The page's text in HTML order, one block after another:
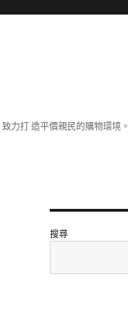
力打 造平價親民的購物環境。
搜尋